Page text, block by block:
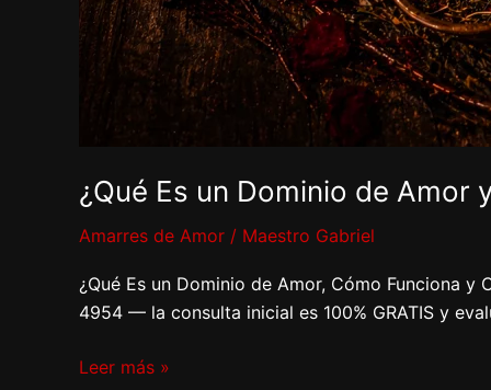
¿Qué Es un Dominio de Amor
Amarres de Amor / Maestro Gabriel
¿Qué Es un Dominio de Amor, Cómo Funciona
4954 — la consulta inicial es 100% GRATIS y
Leer más »